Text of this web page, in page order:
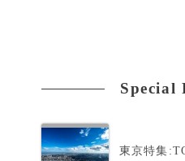
Special
東京特集